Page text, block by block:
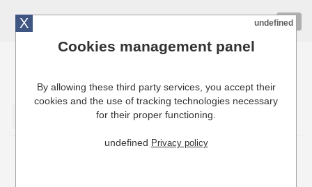
Cuisinresto: Ustensiles de cuisine pour professionnels
X undefined
Cookies management panel
By allowing these third party services, you accept their
cookies and the use of tracking technologies necessary
for their proper functioning.
undefined Privacy policy